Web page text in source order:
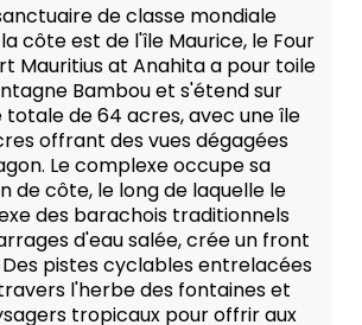
de classe mondiale
côte est de l'île Maurice, le Four
Mauritius at Anahita a pour toile
Bambou et s'étend sur
totale de 64 acres, avec une île
offrant des vues dégagées
Le complexe occupe sa
de côte, le long de laquelle le
des barachois traditionnels
d'eau salée, crée un front
pistes cyclables entrelacées
l'herbe des fontaines et
tropicaux pour offrir aux